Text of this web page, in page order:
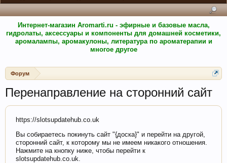
Интернет-магазин Aromarti.ru - эфирные и базовые масла,
гидролаты, аксессуары и компоненты для домашней косметики,
аромалампы, аромакулоны, литература по ароматерапии и
многое другое
Форум
Перенаправление на сторонний сайт
https://slotsupdatehub.co.uk
Вы собираетесь покинуть сайт "{доска}" и перейти на другой,
сторонний сайт, к которому мы не имеем никакого отношения.
Нажмите на кнопку ниже, чтобы перейти к
slotsupdatehub.co.uk.